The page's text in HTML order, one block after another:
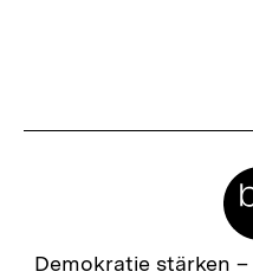
Zur
Demokratie stärken –